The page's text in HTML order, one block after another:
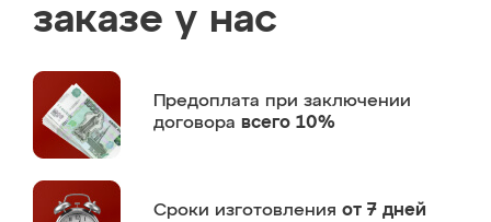
заказе у нас
Предоплата при заключении
договора всего 10%
Сроки изготовления от 7 дней